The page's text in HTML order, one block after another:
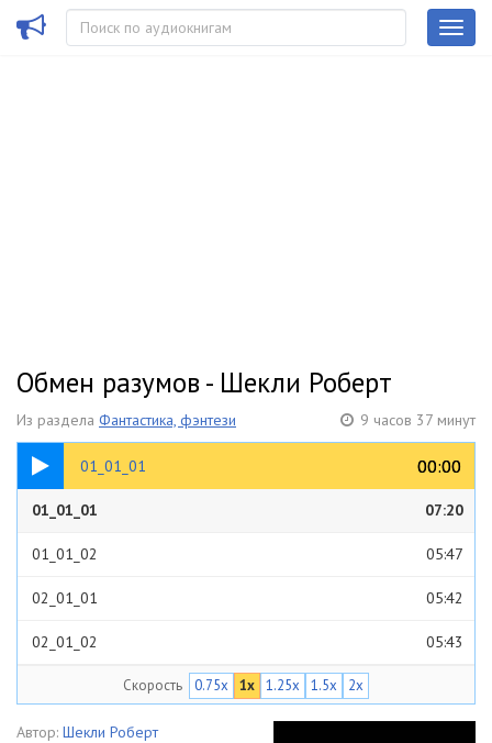
Обмен разумов - Шекли Роберт
Из раздела Фантастика, фэнтези 9 часов 37 минут
01_01_01 00:00
00:00
07:20
01_01_01 07:20
01_01_02 05:47
02_01_01 05:42
02_01_02 05:43
02_01_04
Скорость 0.75x 1x 1.25x 1.5x 2x
Автор: Шекли Роберт